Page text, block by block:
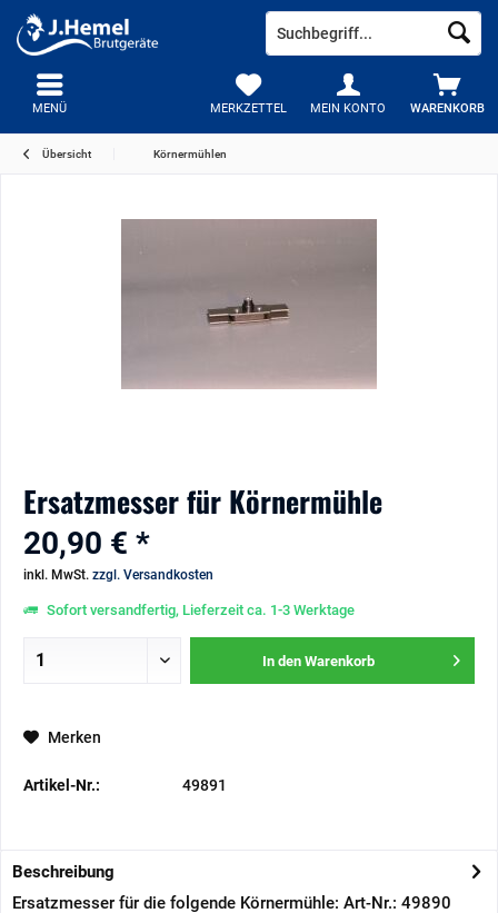
WARENKORB
MERKZETTEL MEIN KONTO
MENÜ
Übersicht Körnermühlen
Ersatzmesser für Körnermühle
20,90 € *
inkl. MwSt. zzgl. Versandkosten
Sofort versandfertig, Lieferzeit ca. 1-3 Werktage
In den Warenkorb
Merken
Artikel-Nr.: 49891
Beschreibung
Ersatzmesser für die folgende Körnermühle: Art-Nr.: 49890